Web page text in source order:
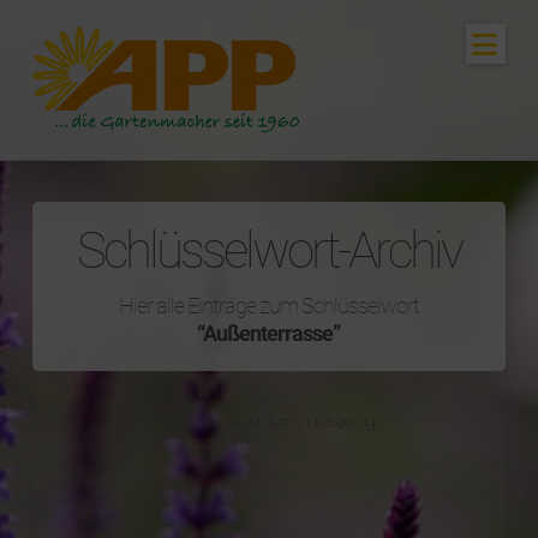
Schlüsselwort-Archiv
Hier alle Einträge zum Schlüsselwort
“Außenterrasse”